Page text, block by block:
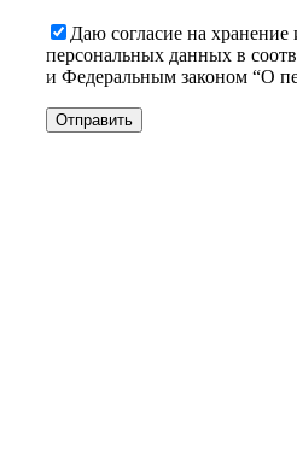
Даю согласие на хранение
персональных данных в
и Федеральным законом “О